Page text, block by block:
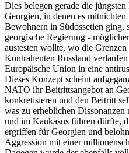
Dies belegen gerade die
Georgien, in denen es
Bewohnern in Südossetien ging,
georgische Regierung -
austesten wollte, wo die
Kontrahenten Russland
Europäische Union in eine
Dieses Konzept scheint
NATO ihr Beitrittsangebot an
konkretisieren und den Beitritt
was zu erheblichen
und im Kaukasus führen dürfte,
ergriffen für Georgien und
Aggression mit einer